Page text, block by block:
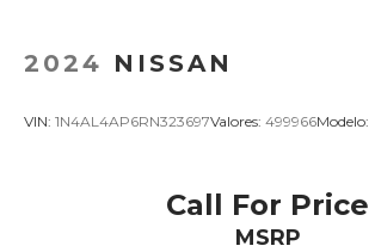
2024 NISSAN
VIN: 1N4AL4AP6RN323697Valores: 499966Modelo:
Call For Price
MSRP